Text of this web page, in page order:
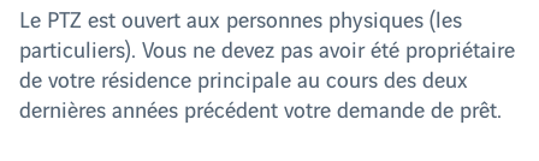
Le PTZ est ouvert aux personnes physiques (les
particuliers). Vous ne devez pas avoir été propriétaire
de votre résidence principale au cours des deux
dernières années précédent votre demande de prêt.